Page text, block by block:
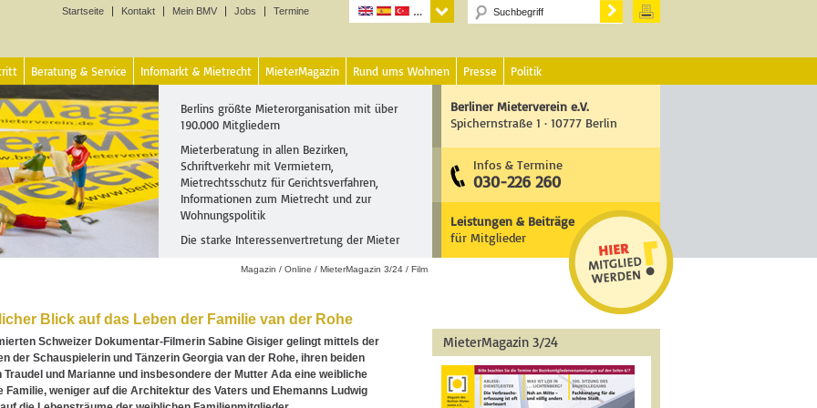
Startseite Kontakt Mein BMV Jobs Termine
Beratung & Service Infomarkt & Mietrecht MieterMagazin Rund ums Wohnen Presse Politik
Berlins größte Mieterorganisation mit über
190.000 Mitgliedern
Mieterberatung in allen Bezirken,
Schriftverkehr mit Vermietern,
Mietrechtsschutz für Gerichtsverfahren,
Informationen zum Mietrecht und zur
Wohnungspolitik
Die starke Interessenvertretung der Mieter
Berliner Mieterverein e.V.
Spichernstraße 1 · 10777 Berlin
Infos & Termine
030-226 260
Leistungen & Beiträge
für Mitglieder
Magazin / Online / MieterMagazin 3/24 / Film
Blick auf das Leben der Familie van der Rohe
Schweizer Dokumentar-Filmerin Sabine Gisiger gelingt mittels der
der Schauspielerin und Tänzerin Georgia van der Rohe, ihren beiden
Traudel und Marianne und insbesondere der Mutter Ada eine weibliche
Familie, weniger auf die Architektur des Vaters und Ehemanns Ludwig
MieterMagazin 3/24